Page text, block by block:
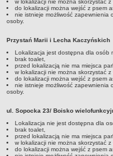
w lokalizacji nie można skorzystać z
do lokalizacji można wejść z psem
nie istnieje możliwość zapewnienia
osoby.
Przystań Marii i Lecha Kaczyńskich
Lokalizacja jest dostępna dla osób
brak toalet,
przed lokalizacją nie ma miejsca
w lokalizacji nie można skorzystać z
do lokalizacji można wejść z psem
nie istnieje możliwość zapewnienia
osoby.
ul. Sopocka 23/ Boisko
Lokalizacja nie jest dostępna dla
brak toalet,
przed lokalizacją nie ma miejsca
w lokalizacji nie można skorzystać z
do lokalizacji można wejść z psem